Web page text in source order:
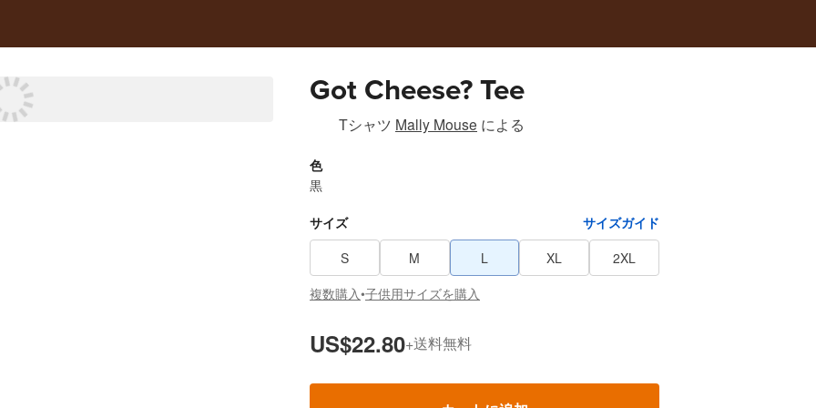
Got Cheese? Tee
Tシャツ Mally Mouse による
色
黒
サイズ
サイズガイド
S
M L XL
2XL
複数購入•子供用サイズを購入
US$22.80+送料無料